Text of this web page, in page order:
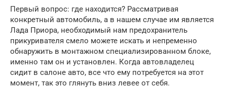
Первый вопрос: где находится? Рассматривая
конкретный автомобиль, а в нашем случае им является
Лада Приора, необходимый нам предохранитель
прикуривателя смело можете искать и непременно
обнаружить в монтажном специализированном блоке,
именно там он и установлен. Когда автовладелец
сидит в салоне авто, все что ему потребуется на этот
момент, так это глянуть вниз левее от себя.